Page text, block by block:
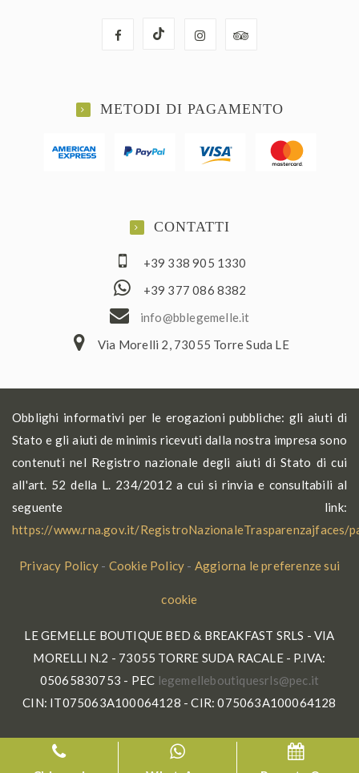
METODI DI PAGAMENTO
CONTATTI
+39 338 905 1330
+39 377 086 8382
ti.el
lemeg
elbb@
ofni
Via Morelli 2, 73055 Torre Suda LE
Obblighi informativi per le erogazioni pubbliche: gli aiuti di
Stato e gli aiuti de minimis ricevuti dalla nostra impresa sono
contenuti nel Registro nazionale degli aiuti di Stato di cui
all'art. 52 della L. 234/2012 a cui si rinvia e consultabili al
seguente link:
https://www.rna.gov.it/RegistroNazionaleTrasparenzajfaces/
Privacy Policy- Cookie Policy - Aggiorna le preferenze sui
cookie
LE GEMELLE BOUTIQUE BED & BREAKFAST SRLS - VIA
MORELLI N.2 - 73055 TORRE SUDA RACALE - P.IVA:
05065830753 - PEC
ti.ce
p@slr
seuqi
tuobe
lleme
gel
CIN: IT075063A100064128 - CIR: 075063A100064128